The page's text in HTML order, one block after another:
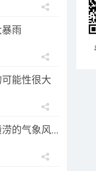
雨
能性很大
的气象风...